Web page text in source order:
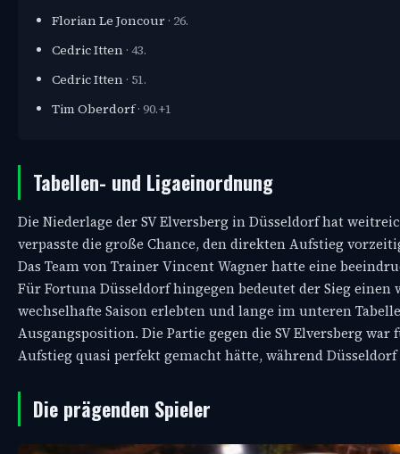
Florian Le Joncour · 26.
Cedric Itten · 43.
Cedric Itten · 51.
Tim Oberdorf· 90.+1
Tabellen- und Ligaeinordnung
Die Niederlage der SV Elversberg in Düsseldorf hat
verpasste die große Chance, den direkten Aufstieg
Das Team von Trainer Vincent Wagner hatte eine
Für Fortuna Düsseldorf hingegen bedeutet der Sieg
wechselhafte Saison erlebten und lange im unteren
Ausgangsposition. Die Partie gegen die SV Elversberg
Aufstieg quasi perfekt gemacht hätte, während
Die prägenden Spieler